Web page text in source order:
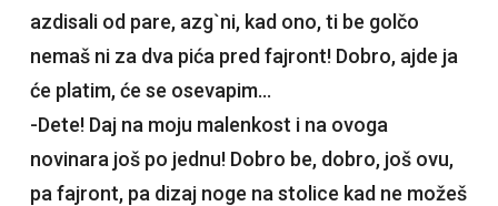
azdisali od pare, azg`ni, kad ono, ti be golčo
nemaš ni za dva pića pred fajront! Dobro, ajde ja
će platim, će se osevapim…
-Dete! Daj na moju malenkost i na ovoga
novinara još po jednu! Dobro be, dobro, još ovu,
pa fajront, pa dizaj noge na stolice kad ne možeš